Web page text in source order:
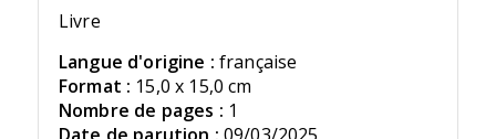
Livre
Langue d'origine : française
Format : 15,0 x 15,0 cm
Nombre de pages : 1